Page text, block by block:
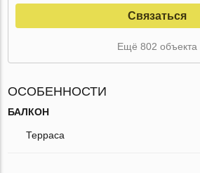
Связаться
Ещё 802 объекта
ОСОБЕННОСТИ
БАЛКОН
Терраса